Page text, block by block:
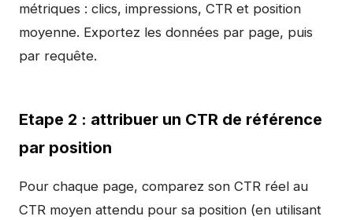
métriques : clics, impressions, CTR et position
moyenne. Exportez les données par page, puis
par requête.
Etape 2 : attribuer un CTR de référence
par position
Pour chaque page, comparez son CTR réel au
CTR moyen attendu pour sa position (en utilisant